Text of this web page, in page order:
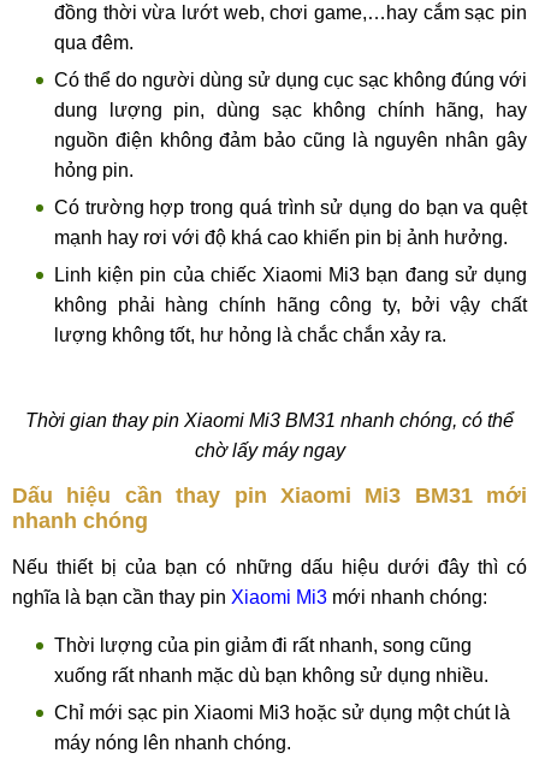
đồng thời vừa lướt web, chơi game,…hay cắm sạc pin
qua đêm.
Có thể do người dùng sử dụng cục sạc không đúng với
dung lượng pin, dùng sạc không chính hãng, hay
nguồn điện không đảm bảo cũng là nguyên nhân gây
hỏng pin.
Có trường hợp trong quá trình sử dụng do bạn va quệt
mạnh hay rơi với độ khá cao khiến pin bị ảnh hưởng.
Linh kiện pin của chiếc Xiaomi Mi3 bạn đang sử dụng
không phải hàng chính hãng công ty, bởi vậy chất
lượng không tốt, hư hỏng là chắc chắn xảy ra.
Thời gian thay pin Xiaomi Mi3 BM31 nhanh chóng, có thể
chờ lấy máy ngay
Dấu hiệu cần thay pin Xiaomi Mi3 BM31 mới
nhanh chóng
Nếu thiết bị của bạn có những dấu hiệu dưới đây thì có
nghĩa là bạn cần thay pin Xiaomi Mi3 mới nhanh chóng:
Thời lượng của pin giảm đi rất nhanh, song cũng
xuống rất nhanh mặc dù bạn không sử dụng nhiều.
Chỉ mới sạc pin Xiaomi Mi3 hoặc sử dụng một chút là
máy nóng lên nhanh chóng.